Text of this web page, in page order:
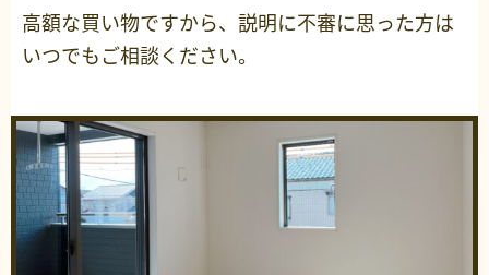
高額な買い物ですから、説明に不審に思った方は
いつでもご相談ください。